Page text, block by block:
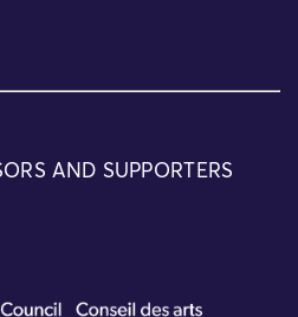
AND SUPPORTERS